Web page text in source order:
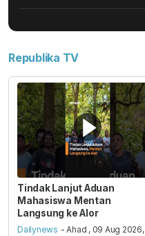
Republika TV
Tindak Lanjut Aduan
Mahasiswa Mentan
Langsung ke Alor
Dailynews - Ahad , 09 Aug 2026,